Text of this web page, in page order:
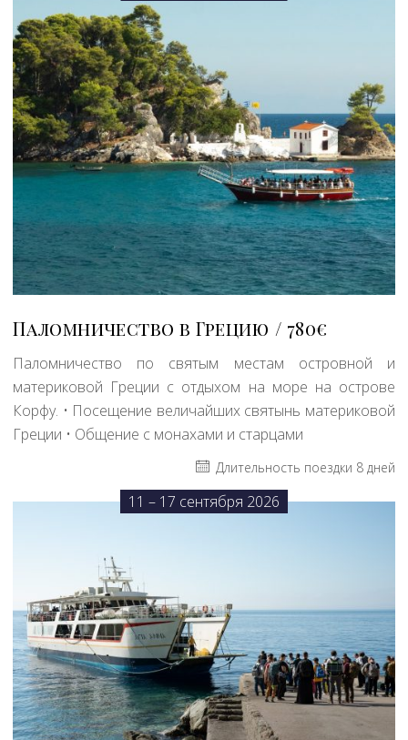
Паломничество в Грецию 780€
Паломничество по святым местам островной и
материковой Греции с отдыхом на море на острове
Корфу. • Посещение величайших святынь материковой
Греции • Общение с монахами и старцами
Длительность поездки 8 дней
11 – 17 сентября 2026